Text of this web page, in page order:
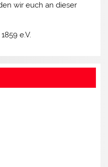
wir euch an dieser
e.V.